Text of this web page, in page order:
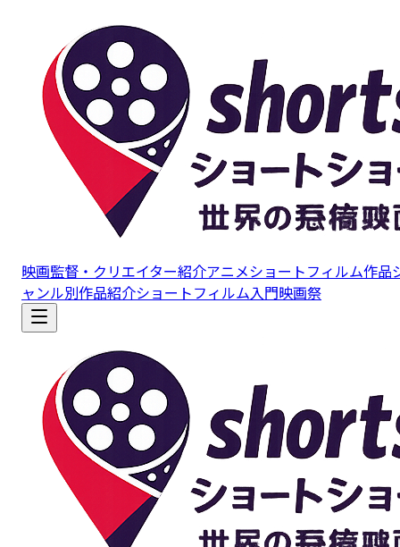
映画監督・クリエイター紹介アニメショートフィルム作品
ャンル別作品紹介ショートフィルム入門映画祭